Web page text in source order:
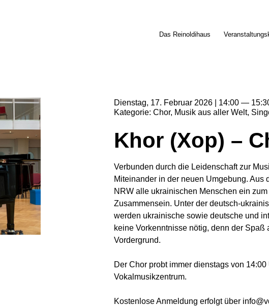
Das Reinoldihaus
Dienstag 17 Februar 2026 14:00
Kategorie Chor Musik aus aller Welt
Khor (Xop) –
Verbunden durch die Leidenschaft zur
Miteinander in der neuen Umgebung.
NRW alle ukrainischen Menschen ein
Zusammensein. Unter der deutsch-
werden ukrainische sowie deutsche und
keine Vorkenntnisse nötig, denn der
Vordergrund.
Der Chor probt immer dienstags von
Vokalmusikzentrum.
Kostenlose Anmeldung erfolgt über